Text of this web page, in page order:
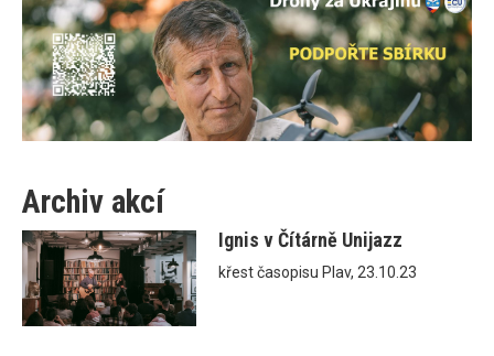
Archiv akcí
Ignis v Čítárně Unijazz
křest časopisu Plav, 23.10.23